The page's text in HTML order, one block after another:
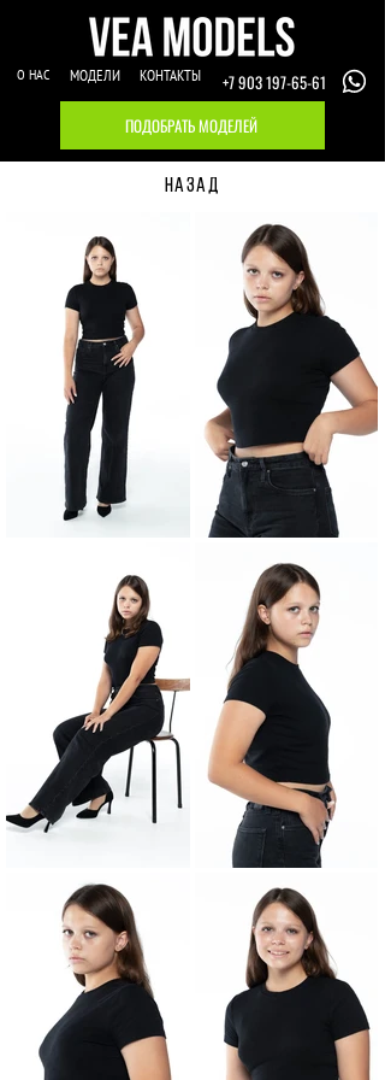
О НАС МОДЕЛИ КОНТАКТЫ
+7 903 197-65-61
ПОДОБРАТЬ МОДЕЛЕЙ
НАЗАД